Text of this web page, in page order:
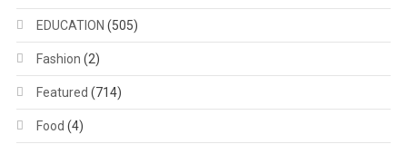
EDUCATION (505)
Fashion (2)
Featured (714)
Food (4)